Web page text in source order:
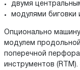
двумя
модулями биговки
Опционально
модулем
поперечной
инструментов